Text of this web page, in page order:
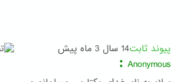
پیوند ثابت14 سال 3 ماه پیش
Anonymous
: